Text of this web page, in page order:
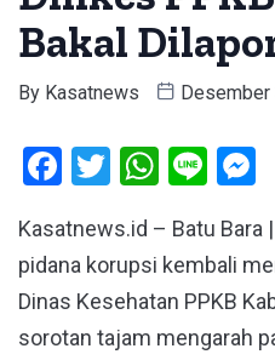
Bakal
By Kasatnews Desember
Facebook
TwitterLine
Kasatnews.id – Batu Bara
pidana korupsi kembali
Dinas Kesehatan PPKB
sorotan tajam mengarah